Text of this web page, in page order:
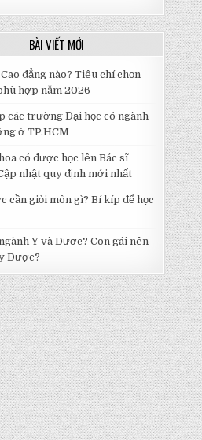
BÀI VIẾT MỚI
đẳng nào? Tiêu chí chọn
hợp năm 2026
các trường Đại học có ngành
ở TP.HCM
có được học lên Bác sĩ
nhật quy định mới nhất
cần giỏi môn gì? Bí kíp để học
Y và Dược? Con gái nên
Dược?